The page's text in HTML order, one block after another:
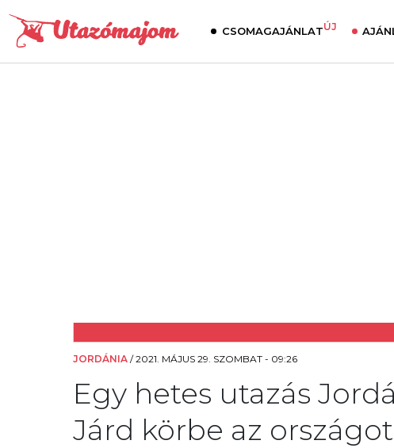
CSOMAGAJÁNLATÚJ
JORDÁNIA /2021. MÁJUS 29. SZOMBAT - 09:26
Egy hetes utazás
Járd körbe az